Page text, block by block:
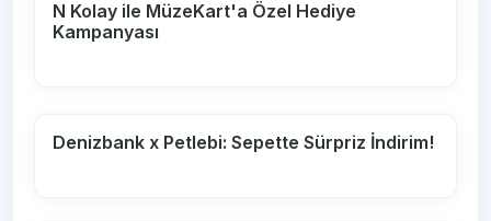
N Kolay ile MüzeKart'a Özel Hediye
Kampanyası
Denizbank x Petlebi: Sepette Sürpriz İndirim!